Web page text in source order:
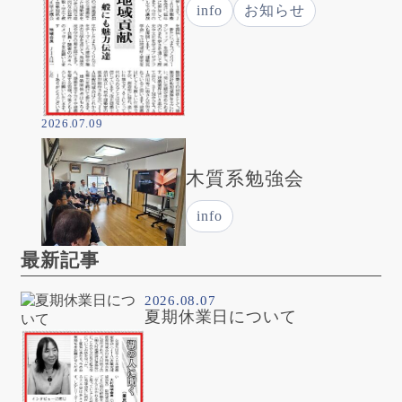
info お知らせ
2026.07.09
木質系勉強会
info
最新記事
2026.08.07
夏期休業日について